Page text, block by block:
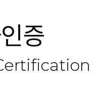
인증